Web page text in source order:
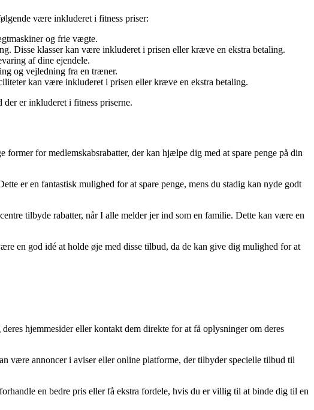
være inkluderet i fitness priser:
og frie vægte.
Disse klasser kan være inkluderet i prisen eller kræve en ekstra betaling.
af dine ejendele.
og vejledning fra en træner.
kan være inkluderet i prisen eller kræve en ekstra betaling.
er inkluderet i fitness priserne.
for medlemskabsrabatter, der kan hjælpe dig med at spare penge på din
er en fantastisk mulighed for at spare penge, mens du stadig kan nyde godt
tilbyde rabatter, når I alle melder jer ind som en familie. Dette kan være en
en god idé at holde øje med disse tilbud, da de kan give dig mulighed for at
hjemmesider eller kontakt dem direkte for at få oplysninger om deres
være annoncer i aviser eller online platforme, der tilbyder specielle tilbud til
en bedre pris eller få ekstra fordele, hvis du er villig til at binde dig til en